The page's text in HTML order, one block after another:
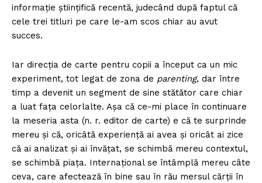
informaţie ştiinţifică recentă, judecând după faptul că
cele trei titluri pe care le-am scos chiar au avut
succes.
Iar direcţia de carte pentru copii a început ca un mic
experiment, tot legat de zona de parenting, dar între
timp a devenit un segment de sine stătător care chiar
a luat fața celorlalte. Așa că ce-mi place în continuare
la meseria asta (n. r. editor de carte) e că te surprinde
mereu și că, oricâtă experiență ai avea și oricât ai zice
că ai analizat şi ai învăţat, se schimbă mereu contextul,
se schimbă piața. Internațional se întâmplă mereu câte
ceva, care afectează în bine sau în rău mersul cărții în